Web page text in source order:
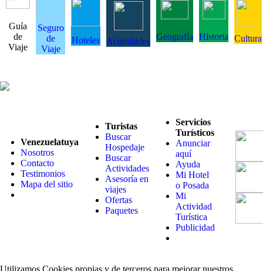
Guía
de
Viaje
Seguro
de
Viaje
Hoteles Actividades Geografía Historia Cultura
Venezuelatuya
Nosotros
Contacto
Testimonios
Mapa del sitio
Turistas
Buscar
Hospedaje
Buscar
Actividades
Asesoría en
viajes
Ofertas
Paquetes
Servicios
Turísticos
Anunciar
aquí
Ayuda
Mi Hotel
o Posada
Mi
Actividad
Turística
Publicidad
Utilizamos Cookies propias y de terceros para mejorar nuestros